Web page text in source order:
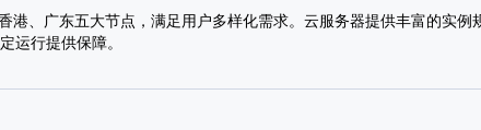
、广东五大节点，满足用户多样化需求。云服务器提供丰富的实例
运行提供保障。